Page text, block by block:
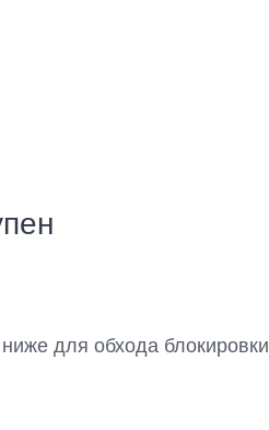
для обхода блокировки